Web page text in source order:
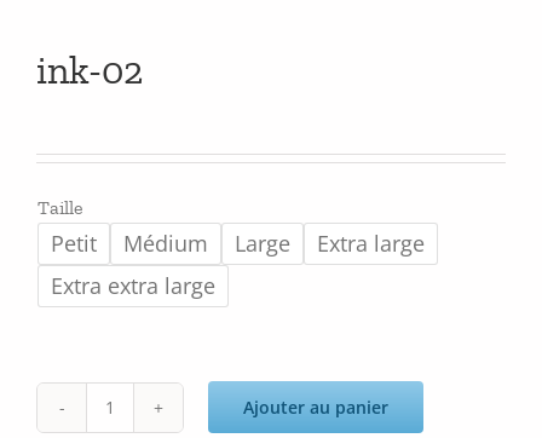
ink-02
Taille
Petit Médium Large
Extra large
Extra extra large
quantité
Ajouter au panier